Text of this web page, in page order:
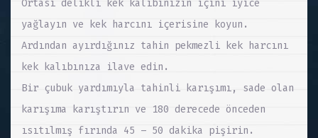
Ortası delikli kek kalıbınızın içini iyice
yağlayın ve kek harcını içerisine koyun.
Ardından ayırdığınız tahin pekmezli kek harcını
kek kalıbınıza ilave edin.
Bir çubuk yardımıyla tahinli karışımı, sade olan
karışıma karıştırın ve 180 derecede önceden
ısıtılmış fırında 45 – 50 dakika pişirin.